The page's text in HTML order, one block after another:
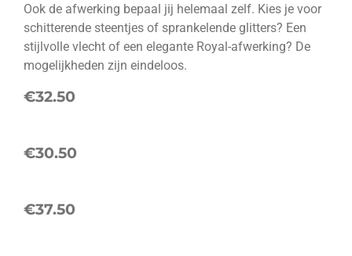
Ook de afwerking bepaal jij helemaal zelf. Kies je voor
schitterende steentjes of sprankelende glitters? Een
stijlvolle vlecht of een elegante Royal-afwerking? De
mogelijkheden zijn eindeloos.
€32.50
€30.50
€37.50